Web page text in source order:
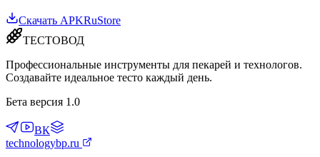
Скачать APKRuStore
ТЕСТОВОД
Профессиональные инструменты для пекарей и технологов.
Создавайте идеальное тесто каждый день.
Бета версия 1.0
ВК
technologybp.ru